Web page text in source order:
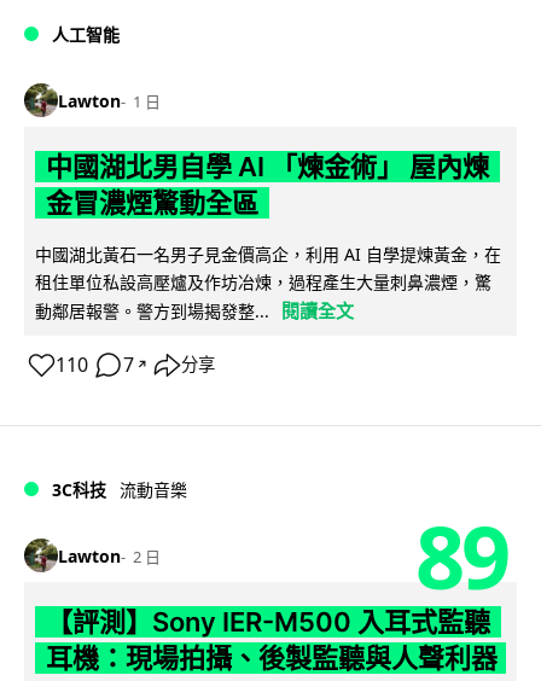
人工智能
Lawton 1 日
中國湖北男自學 AI 「煉金術」 屋內煉
金冒濃煙驚動全區
中國湖北黃石一名男子見金價高企，利用 AI 自學提煉黃金，在
租住單位私設高壓爐及作坊冶煉，過程產生大量刺鼻濃煙，驚
動鄰居報警。警方到場揭發整...
閱讀全文
110 7 ↗ 分享
3C科技 流動音樂
Lawton 2 日 89
【評測】Sony IER-M500 入耳式監聽
耳機：現場拍攝、後製監聽與人聲利器